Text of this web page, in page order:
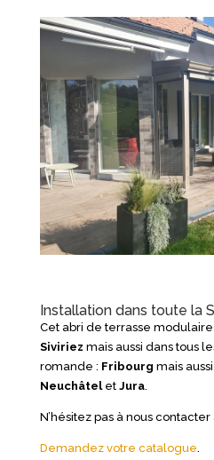
Installation dans toute la
Cet abri de terrasse
Siviriez mais aussi dans tous
romande : Fribourg mais aussi
NeuchâteletJura.
N’hésitez pas à nous contacter
Demandez votre catalogue.